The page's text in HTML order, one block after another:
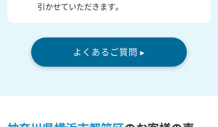
引かせていただきます。
よくあるご質問 ▸